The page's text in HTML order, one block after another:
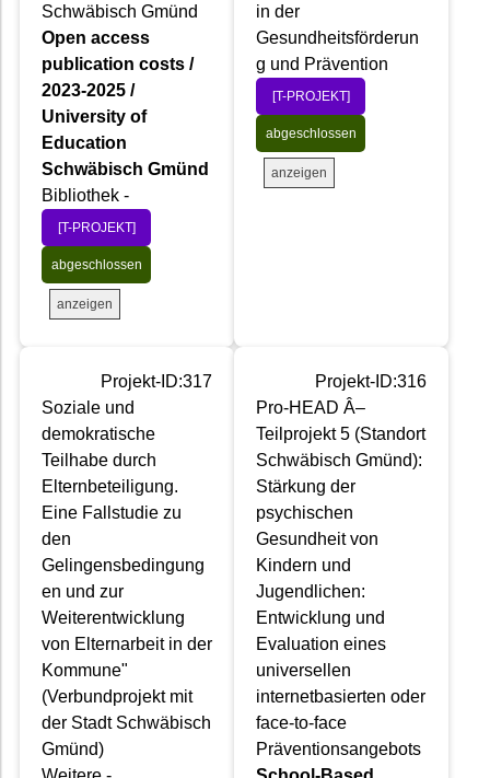
Schwäbisch Gmünd
Open access
publication costs /
2023-2025 /
University of
Education
Schwäbisch Gmünd
Bibliothek -
[T-PROJEKT]
abgeschlossen
anzeigen
in der
Gesundheitsförderun
g und Prävention
[T-PROJEKT]
abgeschlossen
anzeigen
Projekt-ID:317
Soziale und
demokratische
Teilhabe durch
Elternbeteiligung.
Eine Fallstudie zu
den
Gelingensbedingung
en und zur
Weiterentwicklung
von Elternarbeit in der
Kommune"
(Verbundprojekt mit
der Stadt Schwäbisch
Gmünd)
Projekt-ID:316
Pro-HEAD Â–
Teilprojekt 5 (Standort
Schwäbisch Gmünd):
Stärkung der
psychischen
Gesundheit von
Kindern und
Jugendlichen:
Entwicklung und
Evaluation eines
universellen
internetbasierten oder
face-to-face
Präventionsangebots